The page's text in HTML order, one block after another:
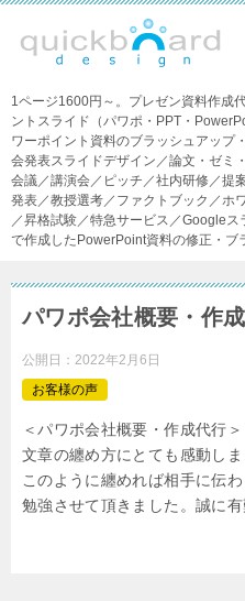
1ページ1600円～。プレゼン資料作成
ントスライド（パワポ・PPT・
ワーポイント資料のブラッシュアップ
会発表スライドデザイン／論文・ゼミ
会議／講演会／ピッチ／社内研修／提
発表／教授選考／ファクトブック／ホ
／昇格試験／特急サービス／Google
で作成したPowerPoint資料の修正・ブ
パワポ会社概要・作
公開日： 2022年2月6日
お客様の声
＜パワポ会社概要・作成代行＞
文章の纏め方にとても感動しま
このように纏めれば相手に伝わ
勉強させて頂きました。誠に有